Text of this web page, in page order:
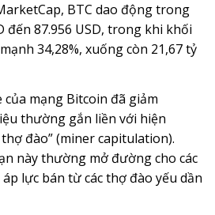
BTC dao động trong
đến 87.956 USD, trong khi khối
34,28%, xuống còn 21,67 tỷ
mạng Bitcoin đã giảm
thường gắn liền với hiện
đào” (miner capitulation).
này thường mở đường cho các
lực bán từ các thợ đào yếu dần